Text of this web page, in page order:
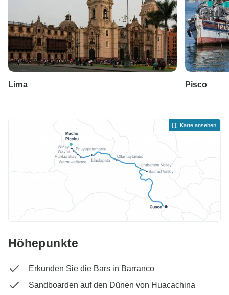
Lima Pisco
Höhepunkte
Erkunden Sie die Bars in Barranco
Sandboarden auf den Dünen von Huacachina
Karte ansehen